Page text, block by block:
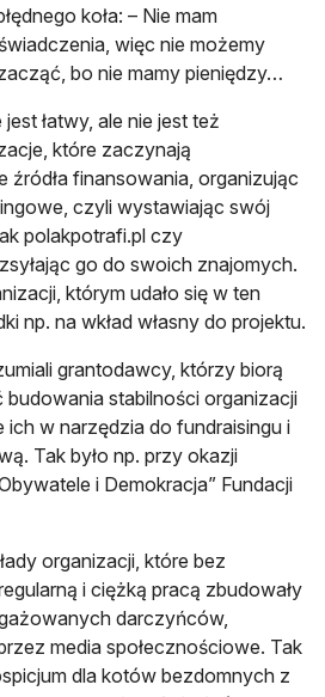
koła: – Nie mam
więc nie możemy
bo nie mamy pieniędzy…
łatwy, ale nie jest też
które zaczynają
finansowania, organizując
czyli wystawiając swój
polakpotrafi.pl czy
go do swoich znajomych.
którym udało się w ten
np. na wkład własny do projektu.
grantodawcy, którzy biorą
stabilności organizacji
w narzędzia do fundraisingu i
Tak było np. przy okazji
i Demokracja” Fundacji
organizacji, które bez
i ciężką pracą zbudowały
darczyńców,
media społecznościowe. Tak
dla kotów bezdomnych z